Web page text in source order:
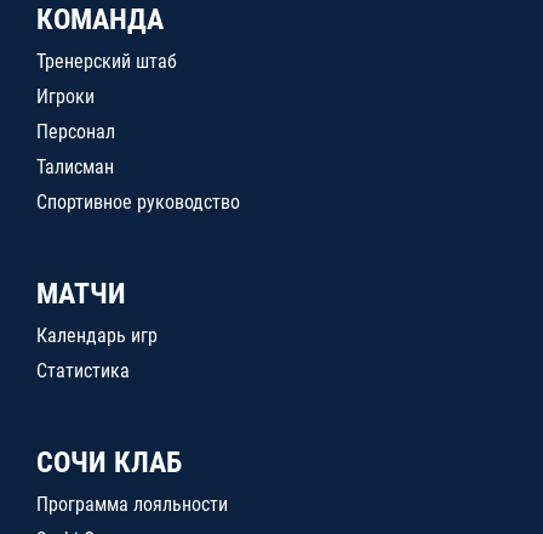
КОМАНДА
Тренерский штаб
Игроки
Персонал
Талисман
Спортивное руководство
МАТЧИ
Календарь игр
Статистика
СОЧИ КЛАБ
Программа лояльности